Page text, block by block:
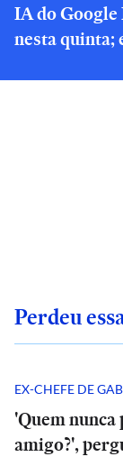
IA do Google
nesta quinta;
Perdeu
EX-CHEFE DE
'Quem
amigo?',